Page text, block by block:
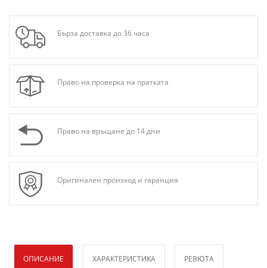
Бърза доставка до 36 часа
Право на проверка на пратката
Право на връщане до 14 дни
Оригинален произход и гаранция
ОПИСАНИЕ ХАРАКТЕРИСТИКА РЕВЮТА